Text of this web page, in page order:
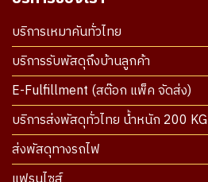
บริการเหมาคันทั่วไทย
บริการรับพัสดุถึงบ้านลูกค้า
E-Fulfillment (สต๊อก แพ็ค จัดส่ง)
บริการส่งพัสดุทั่วไทย น้ำหนัก 200 KG
ส่งพัสดุทางรถไฟ